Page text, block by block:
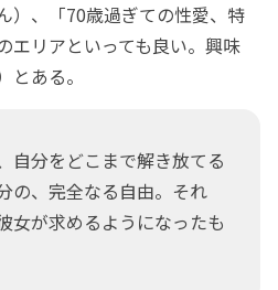
）、「70歳過ぎての性愛、特
エリアといっても良い。興味
ある。
自分をどこまで解き放てる
の、完全なる自由。それ
女が求めるようになったも